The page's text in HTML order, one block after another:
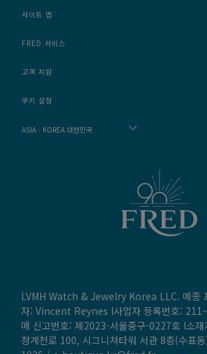
사이트 맵
FRED 서비스
고객 지원
쿠키 설정
ASIA - KOREA 대한민국
LVMH Watch & Jewelry Korea LLC. 메종
자: Vincent Reynes l사업자 등록번호:
매 신고번호: 제2023-서울중구-0227호 l소재
청계천로 100, 시그니쳐타워 서관 8층(수표